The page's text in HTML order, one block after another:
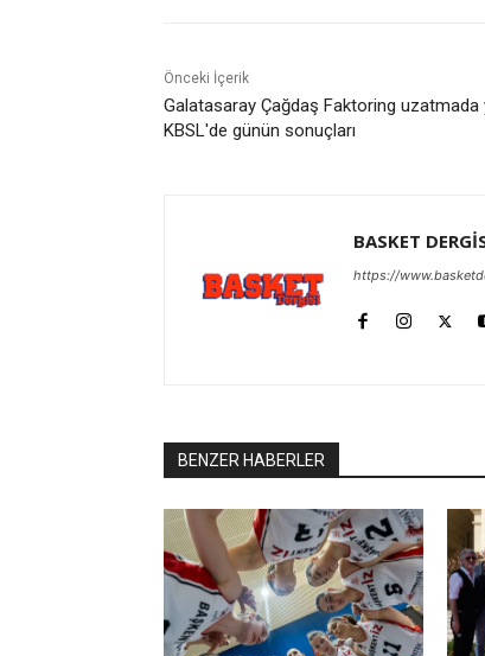
Önceki İçerik
Galatasaray Çağdaş Faktoring uzatmada
KBSL'de günün sonuçları
BASKET
https://
BENZER HABERLER